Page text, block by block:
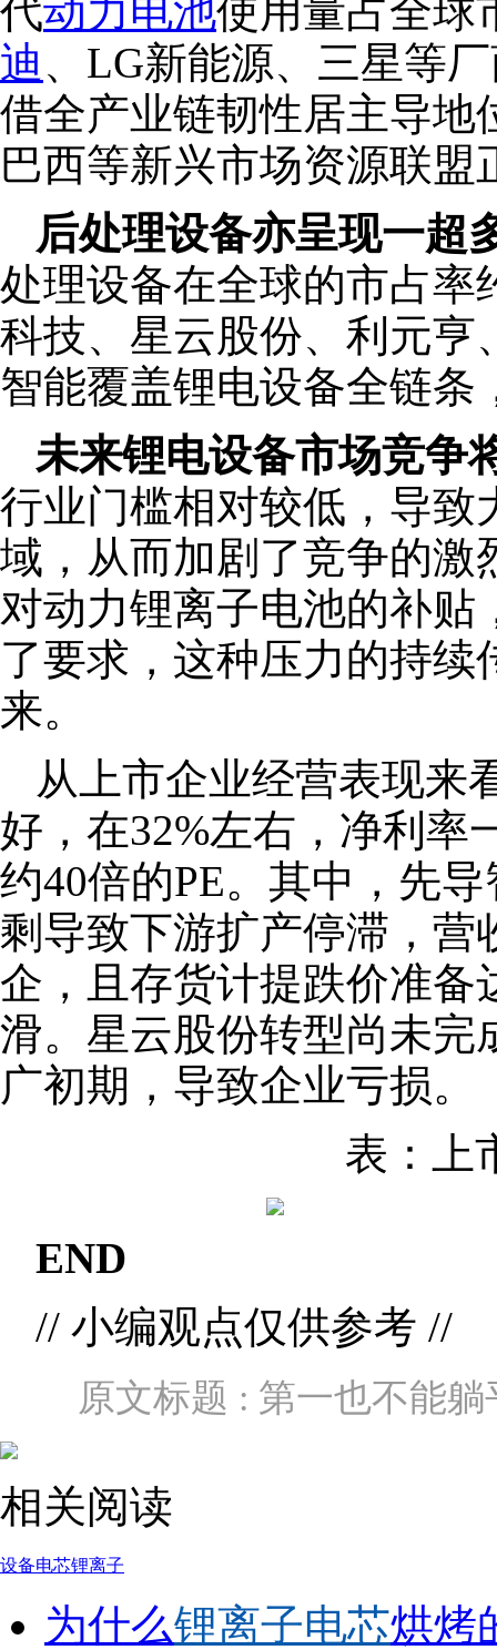
代动力电池使用量占全球
迪 、LG新能源、三星等
借全产业链韧性居主导地
巴西等新兴市场资源联
后处理设备亦呈现一超
处理设备在全球的市占率
科技、星云股份、利元亨
智能覆盖锂电设备全链条
未来锂电设备市场竞争
行业门槛相对较低，导致
域，从而加剧了竞争的激
对动力锂离子电池的补
了要求，这种压力的持
来。
从上市企业经营表现来
好，在32%左右，净利率
约40倍的PE。其中，先
剩导致下游扩产停滞，营
企，且存货计提跌价准备
滑。星云股份转型尚未完
广初期，导致企业亏损。
表：上
END
// 小编观点仅供参考 //
原文标题 : 第一也不能
相关阅读
设备电芯锂离子
为什么锂离子电芯烘烤